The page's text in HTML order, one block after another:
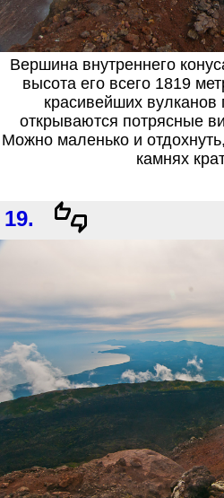
Вершина внутреннего
высота его всего 1819
красивейших
открываются потрясные
Можно маленько и
камнях
19.